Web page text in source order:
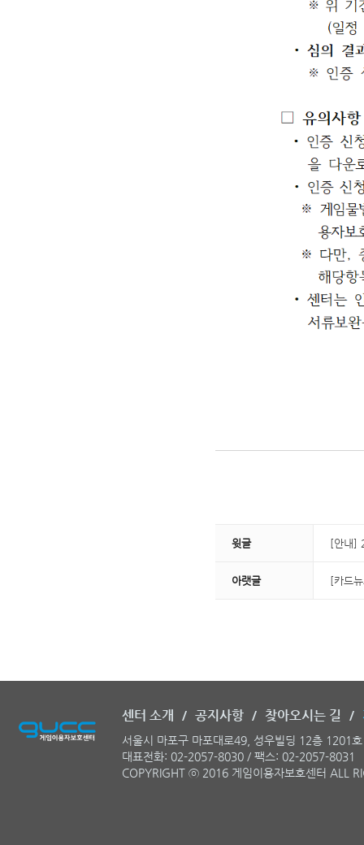
윗글 [안내]
아랫글 [카드
센터 소개 / 공지사항 / 찾아오시는 길 /
서울시 마포구 마포대로49, 성우빌딩 12층 1201
대표전화: 02-2057-8030 / 팩스: 02-2057-8031
COPYRIGHT ⓒ 2016 게임이용자보호센터 ALL